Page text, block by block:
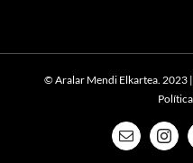
© Aralar Mendi Elkartea. 2023 |
Correo